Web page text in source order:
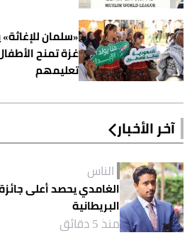
«سلمان
غزة تمنح
تعليمهم
آخر الأخبار
الناس
الغامدي يحصد أعلى
البريطانية
منذ 5 دقائق